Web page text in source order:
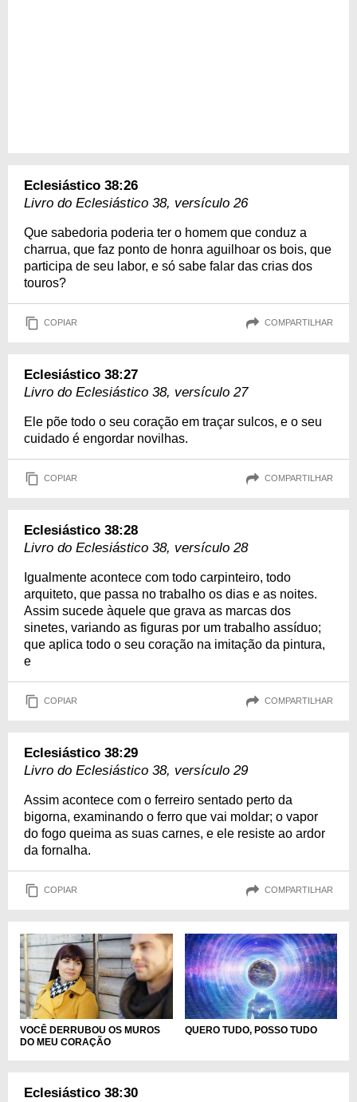
Eclesiástico 38:26
Livro do Eclesiástico 38, versículo 26
Que sabedoria poderia ter o homem que conduz a
charrua, que faz ponto de honra aguilhoar os bois, que
participa de seu labor, e só sabe falar das crias dos
touros?
COPIAR COMPARTILHAR
Eclesiástico 38:27
Livro do Eclesiástico 38, versículo 27
Ele põe todo o seu coração em traçar sulcos, e o seu
cuidado é engordar novilhas.
COPIAR COMPARTILHAR
Eclesiástico 38:28
Livro do Eclesiástico 38, versículo 28
Igualmente acontece com todo carpinteiro, todo
arquiteto, que passa no trabalho os dias e as noites.
Assim sucede àquele que grava as marcas dos
sinetes, variando as figuras por um trabalho assíduo;
que aplica todo o seu coração na imitação da pintura,
e
COPIAR COMPARTILHAR
Eclesiástico 38:29
Livro do Eclesiástico 38, versículo 29
Assim acontece com o ferreiro sentado perto da
bigorna, examinando o ferro que vai moldar; o vapor
do fogo queima as suas carnes, e ele resiste ao ardor
da fornalha.
COPIAR COMPARTILHAR
VOCÊ DERRUBOU OS MUROS
DO MEU CORAÇÃO
QUERO TUDO, POSSO TUDO
Eclesiástico 38:30